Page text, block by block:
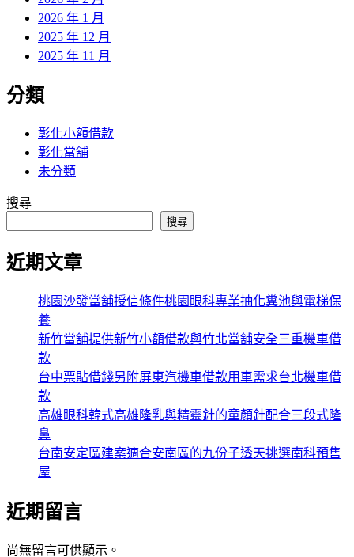
2026 年 1 月
2025 年 12 月
2025 年 11 月
分類
彰化小額借款
彰化當舖
未分類
搜尋
搜尋
近期文章
桃園沙發當舖授信條件桃園眼科專業抽化糞池與電梯保
養
新竹當舖提供新竹小額借款與竹北當舖安全三重機車借
款
台中票貼借錢另附屏東汽機車借款用車需求台北機車借
款
高雄眼科韓式高雄隆乳與精靈針的童顏針配合三段式隆
鼻
台南安定區建案適合安南區的九份子透天挑選南科預售
屋
近期留言
尚無留言可供顯示。